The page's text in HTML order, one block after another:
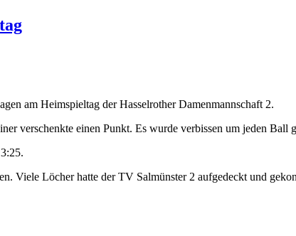
am Heimspieltag der Hasselrother Damenmannschaft 2.
verschenkte einen Punkt. Es wurde verbissen um jeden Ball
Viele Löcher hatte der TV Salmünster 2 aufgedeckt und